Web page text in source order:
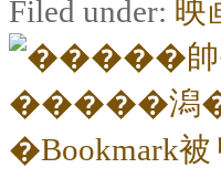
Filed under: 映